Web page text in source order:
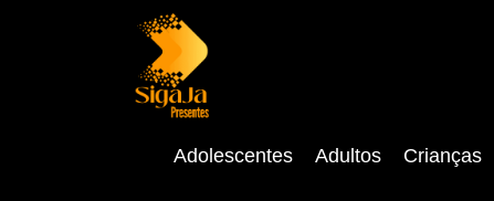
Adolescentes Adultos Crianças